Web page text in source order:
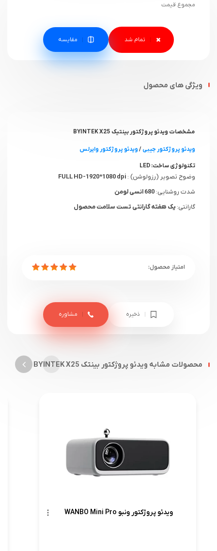
مجموع قیمت
مقایسه
ویژگی های محصول
مشخصات ویدئو پروژکتور بینتیک BYINTEK X25
ویدئو پروژکتور جیبی/ویدئو پروژکتور وایرلس
تکنولوژی ساخت:LED
وضوح تصویر (رزولوشن) :
شدت روشنایی: 680 انسی لومن
گارانتی: یک هفته گارانتی تست سلامت محصول
ذخیره مشاوره
محصولات مشابه ویدئو پروژکتور بینتک BYINTEK X25
ویدئو پروژکتور ونبو WANBO Mini Pro